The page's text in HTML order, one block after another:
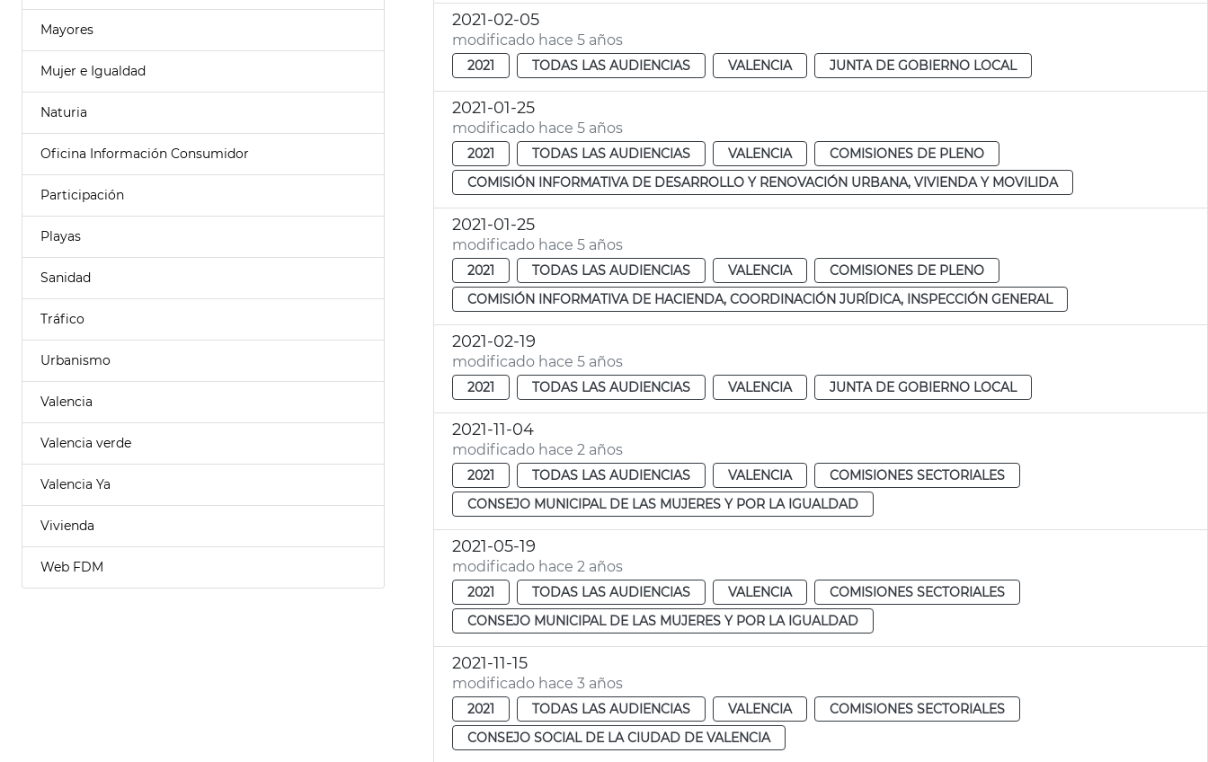
Mayores
Mujer e Igualdad
Naturia
Oficina Información Consumidor
Participación
Playas
Sanidad
Tráfico
Urbanismo
Valencia
Valencia verde
Valencia Ya
Vivienda
Web FDM
2021-02-05
modificado hace 5 años
2021 TODAS LAS AUDIENCIAS VALENCIA JUNTA DE GOBIERNO LOCAL
2021-01-25
modificado hace 5 años
2021 TODAS LAS AUDIENCIAS VALENCIA
COMISIONES DE PLENO
COMISIÓN INFORMATIVA DE DESARROLLO Y RENOVACIÓN URBANA, VIVIENDA Y MOVILIDA
2021-01-25
modificado hace 5 años
2021 TODAS LAS AUDIENCIAS VALENCIA
COMISIONES DE PLENO
COMISIÓN INFORMATIVA DE HACIENDA, COORDINACIÓN JURÍDICA, INSPECCIÓN GENERAL
2021-02-19
modificado hace 5 años
2021 TODAS LAS AUDIENCIAS VALENCIA JUNTA DE GOBIERNO LOCAL
2021-11-04
modificado hace 2 años
2021 TODAS LAS AUDIENCIAS VALENCIA
COMISIONES SECTORIALES
CONSEJO MUNICIPAL DE LAS MUJERES Y POR LA IGUALDAD
2021-05-19
modificado hace 2 años
2021 TODAS LAS AUDIENCIAS VALENCIA
COMISIONES SECTORIALES
CONSEJO MUNICIPAL DE LAS MUJERES Y POR LA IGUALDAD
2021-11-15
modificado hace 3 años
2021 TODAS LAS AUDIENCIAS VALENCIA
COMISIONES SECTORIALES
CONSEJO SOCIAL DE LA CIUDAD DE VALENCIA